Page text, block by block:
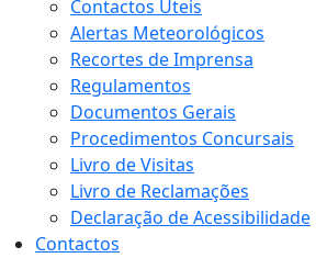
Contactos Úteis
Alertas Meteorológicos
Recortes de Imprensa
Regulamentos
Documentos Gerais
Procedimentos Concursais
Livro de Visitas
Livro de Reclamações
Declaração de Acessibilidade
Contactos